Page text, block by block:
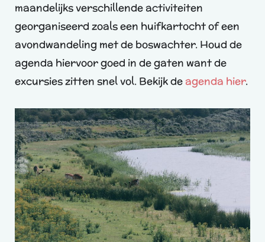
maandelijks verschillende activiteiten
georganiseerd zoals een huifkartocht of een
avondwandeling met de boswachter. Houd de
agenda hiervoor goed in de gaten want de
excursies zitten snel vol. Bekijk deagenda hier.